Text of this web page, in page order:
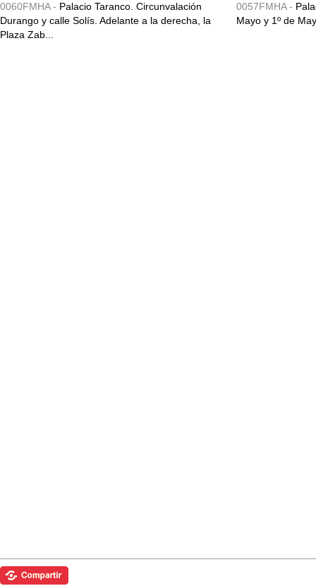
0060FMHA - Palacio Taranco. Circunvalación
Durango y calle Solís. Adelante a la derecha, la
Plaza Zab...
0057FMHA -
Mayo y 1º de